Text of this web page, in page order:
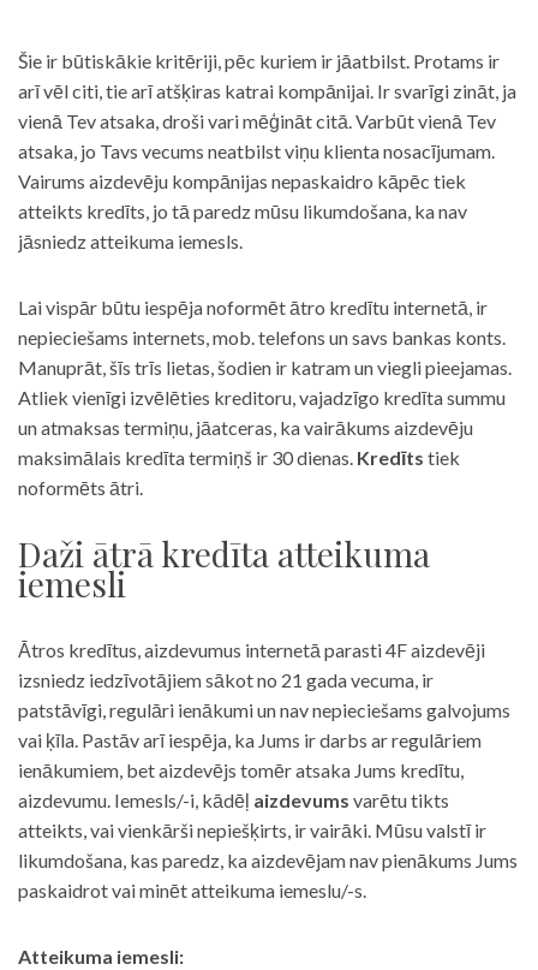
Šie ir būtiskākie kritēriji, pēc kuriem ir jāatbilst. Protams ir
arī vēl citi, tie arī atšķiras katrai kompānijai. Ir svarīgi zināt, ja
vienā Tev atsaka, droši vari mēģināt citā. Varbūt vienā Tev
atsaka, jo Tavs vecums neatbilst viņu klienta nosacījumam.
Vairums aizdevēju kompānijas nepaskaidro kāpēc tiek
atteikts kredīts, jo tā paredz mūsu likumdošana, ka nav
jāsniedz atteikuma iemesls.
Lai vispār būtu iespēja noformēt ātro kredītu internetā, ir
nepieciešams internets, mob. telefons un savs bankas konts.
Manuprāt, šīs trīs lietas, šodien ir katram un viegli pieejamas.
Atliek vienīgi izvēlēties kreditoru, vajadzīgo kredīta summu
un atmaksas termiņu, jāatceras, ka vairākums aizdevēju
maksimālais kredīta termiņš ir 30 dienas. Kredīts tiek
noformēts ātri.
Daži ātrā kredīta atteikuma
iemesli
Ātros kredītus, aizdevumus internetā parasti 4F aizdevēji
izsniedz iedzīvotājiem sākot no 21 gada vecuma, ir
patstāvīgi, regulāri ienākumi un nav nepieciešams galvojums
vai ķīla. Pastāv arī iespēja, ka Jums ir darbs ar regulāriem
ienākumiem, bet aizdevējs tomēr atsaka Jums kredītu,
aizdevumu. Iemesls/-i, kādēļ aizdevums varētu tikts
atteikts, vai vienkārši nepiešķirts, ir vairāki. Mūsu valstī ir
likumdošana, kas paredz, ka aizdevējam nav pienākums Jums
paskaidrot vai minēt atteikuma iemeslu/-s.
Atteikuma iemesli: